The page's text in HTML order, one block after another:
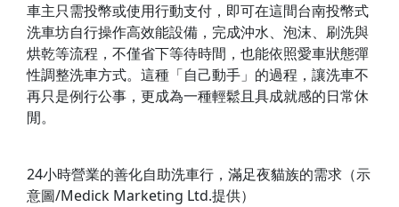
車主只需投幣或使用行動支付，即可在這間台南投幣式
洗車坊自行操作高效能設備，完成沖水、泡沫、刷洗與
烘乾等流程，不僅省下等待時間，也能依照愛車狀態彈
性調整洗車方式。這種「自己動手」的過程，讓洗車不
再只是例行公事，更成為一種輕鬆且具成就感的日常休
閒。
24小時營業的善化自助洗車行，滿足夜貓族的需求（示
意圖/Medick Marketing Ltd.提供）